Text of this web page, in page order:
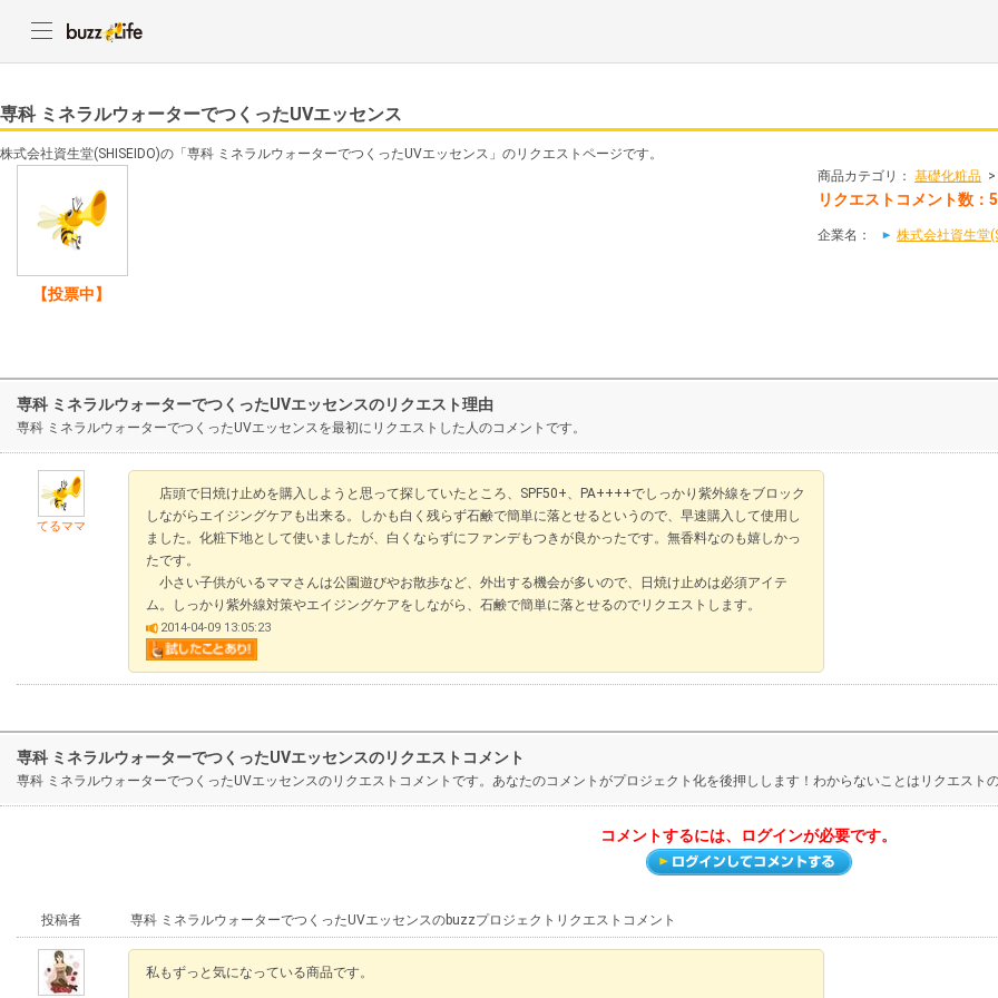
専科 ミネラルウォーターでつくったUVエッセンス
株式会社資生堂(SHISEIDO)の「専科 ミネラルウォーターでつくったUVエッセンス」のリクエストページです。
【投票中】
商品カテゴリ： 基礎化粧品 >
リクエストコメント数：
企業名： 株式会社資生堂
専科 ミネラルウォーターでつくったUVエッセンスのリクエスト理由
専科 ミネラルウォーターでつくったUVエッセンスを最初にリクエストした人のコメントです。
てるママ
店頭で日焼け止めを購入しようと思って探していたところ、SPF50+、PA++++でしっかり紫外線をブロック
しながらエイジングケアも出来る。しかも白く残らず石鹸で簡単に落とせるというので、早速購入して使用し
ました。化粧下地として使いましたが、白くならずにファンデもつきが良かったです。無香料なのも嬉しかっ
たです。
小さい子供がいるママさんは公園遊びやお散歩など、外出する機会が多いので、日焼け止めは必須アイテ
ム。しっかり紫外線対策やエイジングケアをしながら、石鹸で簡単に落とせるのでリクエストします。
2014-04-09 13:05:23
専科 ミネラルウォーターでつくったUVエッセンスのリクエストコメント
専科 ミネラルウォーターでつくったUVエッセンスのリクエストコメントです。あなたのコメントがプロジェクト化を後押しします！わからないことはリクエスト
コメントするには、ログインが必要です。
投稿者 専科 ミネラルウォーターでつくったUVエッセンスのbuzzプロジェクトリクエストコメント
私もずっと気になっている商品です。